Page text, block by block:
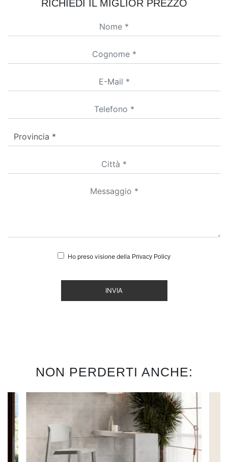
RICHIEDI IL MIGLIOR PREZZO
Ho preso visione della Privacy Policy
INVIA
NON PERDERTI ANCHE: